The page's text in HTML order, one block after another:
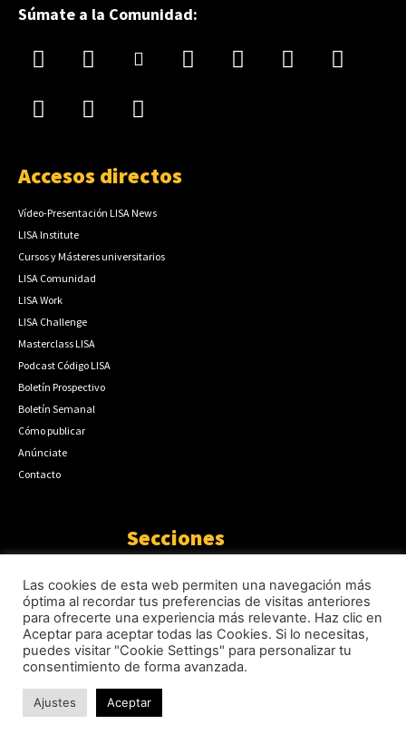
Súmate a la Comunidad:
Accesos directos
Vídeo-Presentación LISA News
LISA Institute
Cursos y Másteres universitarios
LISA Comunidad
LISA Work
LISA Challenge
Masterclass LISA
Podcast Código LISA
Boletín Prospectivo
Boletín Semanal
Cómo publicar
Anúnciate
Contacto
Secciones
Geopolítica
1935
Actualidad
1670
Seguridad
1300
Inteligencia
941
Europa
512
Las cookies de esta web permiten una navegación más
óptima al recordar tus preferencias de visitas anteriores
para ofrecerte una experiencia más relevante. Haz clic en
Aceptar para aceptar todas las Cookies. Si lo necesitas,
puedes visitar "Cookie Settings" para personalizar tu
consentimiento de forma avanzada.
Ajustes Aceptar